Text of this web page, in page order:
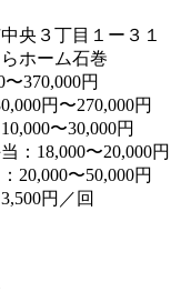
央３丁目１ー３１
らホーム石巻
370,000円
円〜270,000円
〜30,000円
：18,000〜20,000円
20,000〜50,000円
円／回